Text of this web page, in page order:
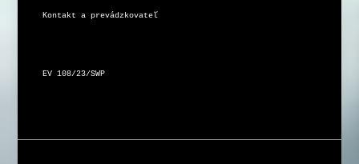
Kontakt a prevádzkovateľ
EV 108/23/SWP